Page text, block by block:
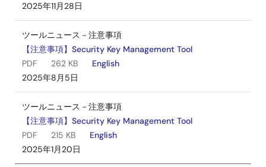
2025年11月28日
ツールニュース－注意事項
【注意事項】Security Key Management Tool
PDF
262 KB
English
2025年8月5日
ツールニュース－注意事項
【注意事項】Security Key Management Tool
PDF
215 KB
English
2025年1月20日